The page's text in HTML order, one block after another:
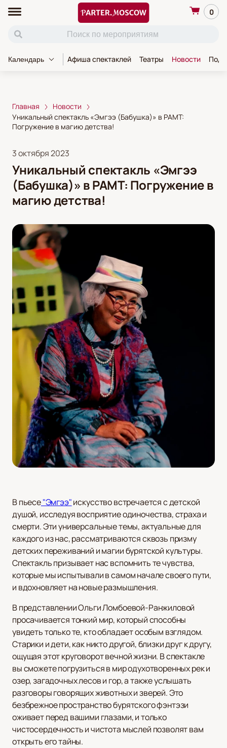
0
Календарь Афиша спектаклей Театры Новости
Главная
Новости
Уникальный спектакль «Эмгээ (Бабушка)» в РАМТ:
Погружение в магию детства!
3 октября 2023
Уникальный спектакль «Эмгээ
(Бабушка)» в РАМТ: Погружение в
магию детства!
В пьесе"Эмгээ"искусство встречается с детской
душой, исследуя восприятие одиночества, страха и
смерти. Эти универсальные темы, актуальные для
каждого из нас, рассматриваются сквозь призму
детских переживаний и магии бурятской культуры.
Спектакль призывает нас вспомнить те чувства,
которые мы испытывали в самом начале своего пути,
и вдохновляет на новые размышления.
В представлении Ольги Ломбоевой-Ранжиловой
просачивается тонкий мир, который способны
увидеть только те, кто обладает особым взглядом.
Старики и дети, как никто другой, близки друг к другу,
ощущая этот круговорот вечной жизни. В спектакле
вы сможете погрузиться в мир одухотворенных рек и
озер, загадочных лесов и гор, а также услышать
разговоры говорящих животных и зверей. Это
безбрежное пространство бурятского фэнтэзи
оживает перед вашими глазами, и только
чистосердечность и чистота мыслей позволят вам
открыть его тайны.